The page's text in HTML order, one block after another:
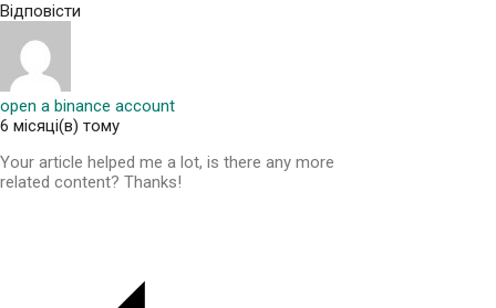
Відповісти
open a binance account
6 місяці(в) тому
Your article helped me a lot, is there any more
related content? Thanks!